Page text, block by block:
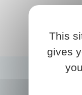
This
gives